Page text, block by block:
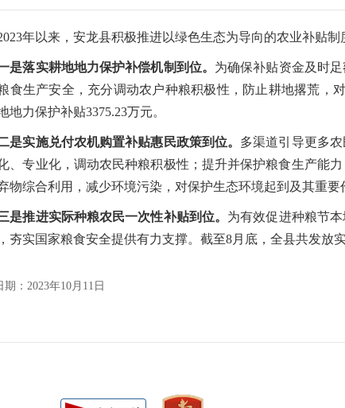
年以来，安龙县积极推进以绿色生态为导向的农业补贴制
是落实耕地地力保护补偿机制到位。 为确保补贴资金及时
食生产安全，充分调动农户种粮积极性，防止耕地撂荒，
地力保护补贴3375.23万元。
是实施兑付农机购置补贴惠民政策到位。 多渠道引导更多
、专业化，调动农民种粮积极性；提升并保护粮食生产能
物综合利用，减少环境污染，对保护生态环境起到及其重要
是推进实际种粮农民一次性补贴到位。 为有效促进种粮节
夯实国家粮食安全提供有力支撑。截至8月底，全县共发放
期：2023年10月11日